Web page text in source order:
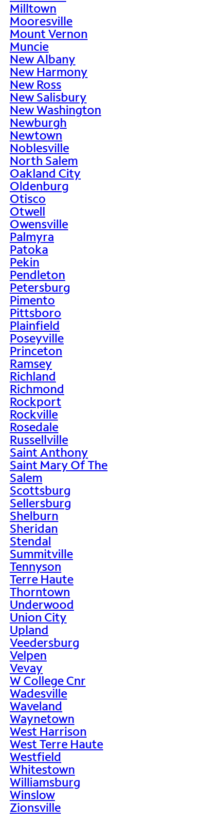
Milltown
Mooresville
Mount Vernon
Muncie
New Albany
New Harmony
New Ross
New Salisbury
New Washington
Newburgh
Newtown
Noblesville
North Salem
Oakland City
Oldenburg
Otisco
Otwell
Owensville
Palmyra
Patoka
Pekin
Pendleton
Petersburg
Pimento
Pittsboro
Plainfield
Poseyville
Princeton
Ramsey
Richland
Richmond
Rockport
Rockville
Rosedale
Russellville
Saint Anthony
Saint Mary Of The
Salem
Scottsburg
Sellersburg
Shelburn
Sheridan
Stendal
Summitville
Tennyson
Terre Haute
Thorntown
Underwood
Union City
Upland
Veedersburg
Velpen
Vevay
W College Cnr
Wadesville
Waveland
Waynetown
West Harrison
West Terre Haute
Westfield
Whitestown
Williamsburg
Winslow
Zionsville